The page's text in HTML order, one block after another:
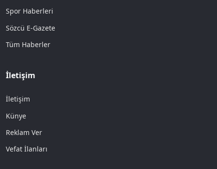
Spor Haberleri
Sözcü E-Gazete
Tüm Haberler
İletişim
İletişim
Künye
Reklam Ver
Vefat İlanları